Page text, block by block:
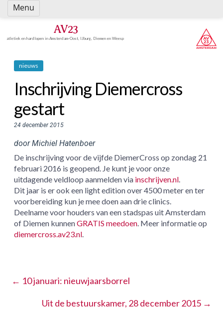
Spring
naar
AV23
atletiek en hardlopen in Amsterdam-Oost, IJburg, Diemen en Weesp
nieuws
Inschrijving Diemercross
gestart
24 december 2015
door Michiel Hatenboer
De inschrijving voor de vijfde DiemerCross op zondag 21
februari 2016 is geopend. Je kunt je voor onze
uitdagende veldloop aanmelden via inschrijven.nl.
Dit jaar is er ook een light edition over 4500 meter en ter
voorbereiding kun je mee doen aan drie clinics.
Deelname voor houders van een stadspas uit Amsterdam
of Diemen kunnenGRATIS meedoen. Meer informatie op
diemercross.av23.nl.
← 10 januari: nieuwjaarsborrel
Uit de bestuurskamer, 28 december 2015 →
Menu